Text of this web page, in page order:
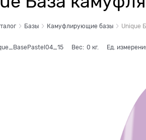
Базы Камуфлирующие базы Unique
Вес: 0 кг. Ед.